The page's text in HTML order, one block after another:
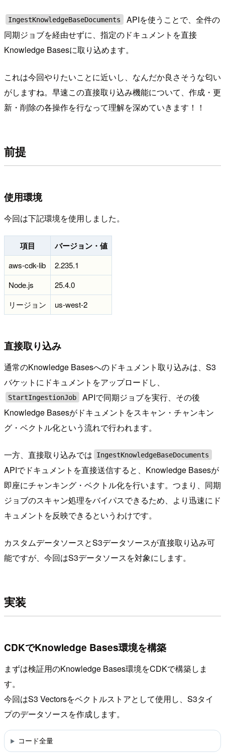
IngestKnowledgeBaseDocuments
APIを使うことで、全件の
同期ジョブを経由せずに、指定のドキュメントを直接
Knowledge Basesに取り込めます。
これは今回やりたいことに近いし、なんだか良さそうな匂い
がしますね。早速この直接取り込み機能について、作成・更
新・削除の各操作を行なって理解を深めていきます！！
前提
使用環境
今回は下記環境を使用しました。
項目 バージョン・値
aws-cdk-lib
2.235.1
Node.js
25.4.0
リージョン
us-west-2
直接取り込み
通常のKnowledge Basesへのドキュメント取り込みは、S3
バケットにドキュメントをアップロードし、
StartIngestionJob
APIで同期ジョブを実行、その後
Knowledge Basesがドキュメントをスキャン・チャンキン
グ・ベクトル化という流れで行われます。
一方、直接取り込みでは IngestKnowledgeBaseDocuments
APIでドキュメントを直接送信すると、Knowledge Basesが
即座にチャンキング・ベクトル化を行います。つまり、同期
ジョブのスキャン処理をバイパスできるため、より迅速にド
キュメントを反映できるというわけです。
カスタムデータソースとS3データソースが直接取り込み可
能ですが、今回はS3データソースを対象にします。
実装
CDKでKnowledge Bases環境を構築
まずは検証用のKnowledge Bases環境をCDKで構築しま
す。
今回はS3 Vectorsをベクトルストアとして使用し、S3タイ
プのデータソースを作成します。
コード全量